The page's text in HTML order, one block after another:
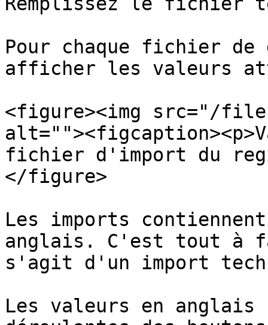
Pour chaque fichier de
afficher les valeurs
<figure><img src="/
fichier d'import du
</figure>
Les imports
anglais. C'est tout à
s'agit d'un import
Les valeurs en